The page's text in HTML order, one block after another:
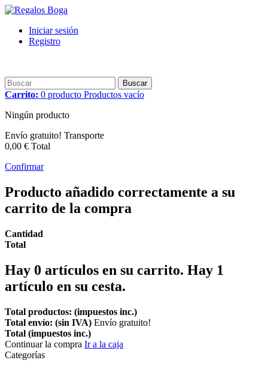
Iniciar sesión
Registro
Buscar
Carrito: 0 producto Productos vacío
Ningún producto
Envío gratuito! Transporte
0,00 € Total
Confirmar
Producto añadido correctamente a su
carrito de la compra
Cantidad
Total
Hay 0 artículos en su carrito. Hay 1
artículo en su cesta.
Total productos: (impuestos inc.)
Total envío: (sin IVA) Envío gratuito!
Total (impuestos inc.)
Continuar la compra Ir a la caja
Categorías